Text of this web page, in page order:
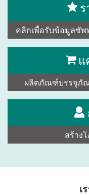
คลิกเพื่อรับข้อมูลซัพ
แ
ผลิตภัณฑ์บรรจุภั
สร้าง
เ